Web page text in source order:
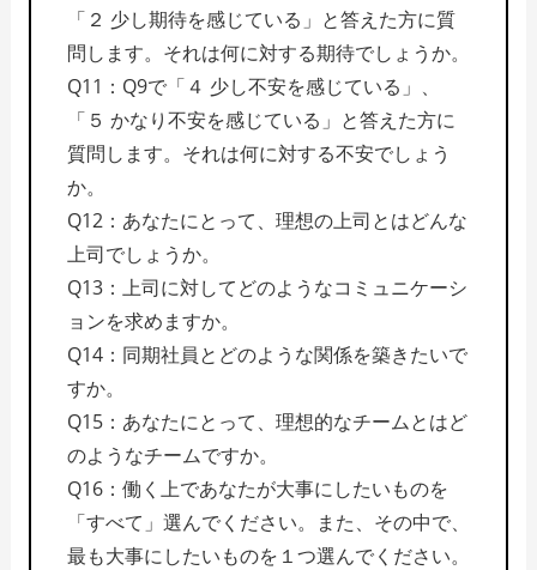
「２ 少し期待を感じている」と答えた方に質
問します。それは何に対する期待でしょうか。
Q11：Q9で「４ 少し不安を感じている」、
「５ かなり不安を感じている」と答えた方に
質問します。それは何に対する不安でしょう
か。
Q12：あなたにとって、理想の上司とはどんな
上司でしょうか。
Q13：上司に対してどのようなコミュニケーシ
ョンを求めますか。
Q14：同期社員とどのような関係を築きたいで
すか。
Q15：あなたにとって、理想的なチームとはど
のようなチームですか。
Q16：働く上であなたが大事にしたいものを
「すべて」選んでください。また、その中で、
最も大事にしたいものを１つ選んでください。